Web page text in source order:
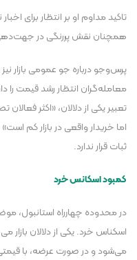
تاکید مداوم او بر انتظار برای
همچنان نقش پررنگی در جهت‌دهی
پرس‌وجو درباره جو عمومی بازار
معامله‌گران انتظار رشد قیمت را
تعبیر یکی از دلالان، «اکثر
اما خریدار واقعی در بازار کم
ثبات قرار ندارد.
کمبود اسکانس خرد
در محدوده چهارراه استانبول،
اسکناس خرد. یکی از دلالان